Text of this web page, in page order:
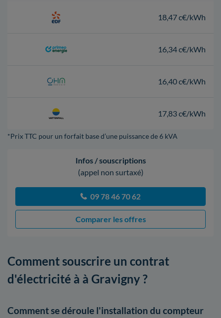
18,47 c€/kWh
16,34 c€/kWh
16,40 c€/kWh
17,83 c€/kWh
*Prix TTC pour un forfait base d’une puissance de 6 kVA
Infos / souscriptions
(appel non surtaxé)
09 78 46 70 62
Comparer les offres
Comment souscrire un contrat
d'électricité à à Gravigny ?
Comment se déroule l'installation du compteur